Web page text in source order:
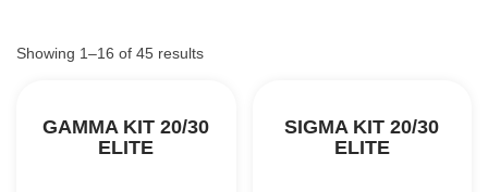
Showing 1–16 of 45 results
GAMMA KIT 20/30
ELITE
SIGMA KIT 20/30
ELITE